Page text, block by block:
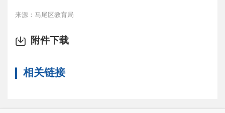
来源：马尾区教育局
附件下载
相关链接